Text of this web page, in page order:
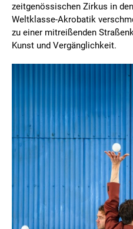
zeitgenössischen Zirkus in
Weltklasse-Akrobatik
zu einer mitreißenden
Kunst und Vergänglichkeit.